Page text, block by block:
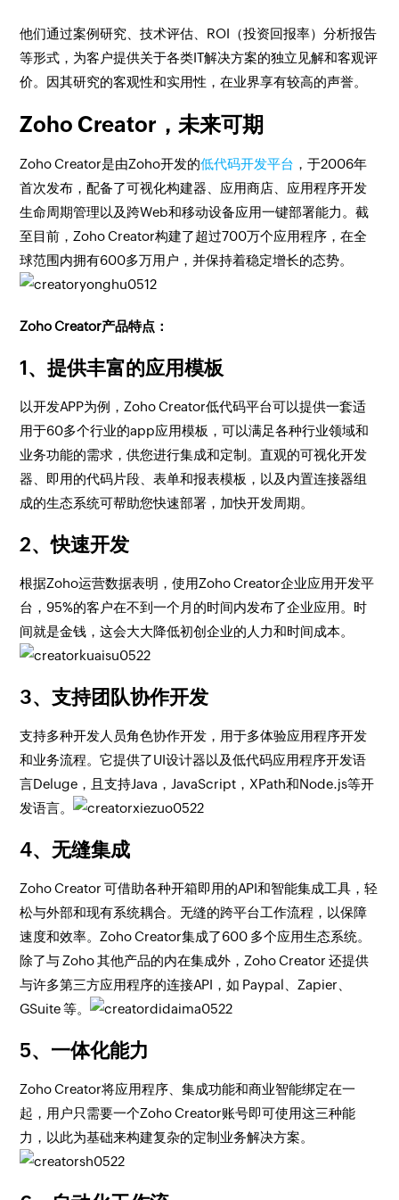
他们通过案例研究、技术评估、ROI（投资回报率）分析报告
等形式，为客户提供关于各类IT解决方案的独立见解和客观评
价。因其研究的客观性和实用性，在业界享有较高的声誉。
Zoho Creator，未来可期
Zoho Creator是由Zoho开发的低代码开发平台 ，于2006年
首次发布，配备了可视化构建器、应用商店、应用程序开发
生命周期管理以及跨Web和移动设备应用一键部署能力。截
至目前，Zoho Creator构建了超过700万个应用程序，在全
球范围内拥有600多万用户，并保持着稳定增长的态势。
Zoho Creator产品特点：
1、提供丰富的应用模板
以开发APP为例，Zoho Creator低代码平台可以提供一套适
用于60多个行业的app应用模板，可以满足各种行业领域和
业务功能的需求，供您进行集成和定制。直观的可视化开发
器、即用的代码片段、表单和报表模板，以及内置连接器组
成的生态系统可帮助您快速部署，加快开发周期。
2、快速开发
根据Zoho运营数据表明，使用Zoho Creator企业应用开发平
台，95%的客户在不到一个月的时间内发布了企业应用。时
间就是金钱，这会大大降低初创企业的人力和时间成本。
3、支持团队协作开发
支持多种开发人员角色协作开发，用于多体验应用程序开发
和业务流程。它提供了UI设计器以及低代码应用程序开发语
言Deluge，且支持Java，JavaScript，XPath和Node.js等开
发语言。
4、无缝集成
Zoho Creator 可借助各种开箱即用的API和智能集成工具，轻
松与外部和现有系统耦合。无缝的跨平台工作流程，以保障
速度和效率。Zoho Creator集成了600 多个应用生态系统。
除了与 Zoho 其他产品的内在集成外，Zoho Creator 还提供
与许多第三方应用程序的连接API，如 Paypal、Zapier、
GSuite 等。
5、一体化能力
Zoho Creator将应用程序、集成功能和商业智能绑定在一
起，用户只需要一个Zoho Creator账号即可使用这三种能
力，以此为基础来构建复杂的定制业务解决方案。